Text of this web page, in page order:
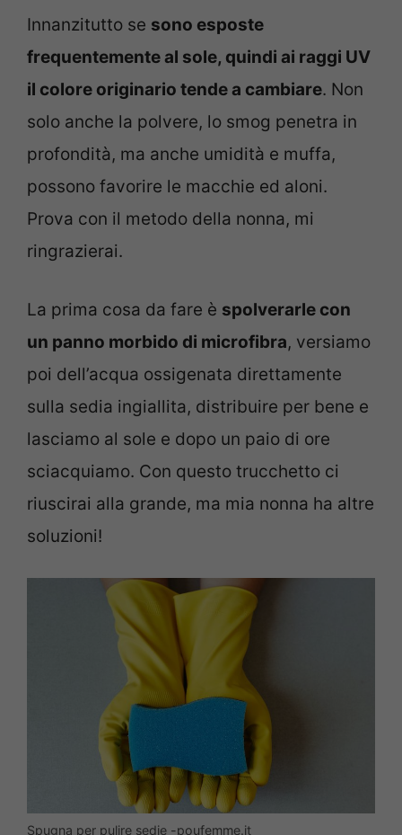
Innanzitutto se sono esposte
frequentemente al sole, quindi ai raggi UV
il colore originario tende a cambiare. Non
solo anche la polvere, lo smog penetra in
profondità, ma anche umidità e muffa,
possono favorire le macchie ed aloni.
Prova con il metodo della nonna, mi
ringrazierai.
La prima cosa da fare è spolverarle con
un panno morbido di microfibra, versiamo
poi dell’acqua ossigenata direttamente
sulla sedia ingiallita, distribuire per bene e
lasciamo al sole e dopo un paio di ore
sciacquiamo. Con questo trucchetto ci
riuscirai alla grande, ma mia nonna ha altre
soluzioni!
Spugna per pulire sedie -poufemme.it